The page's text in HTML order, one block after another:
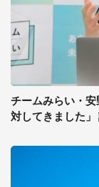
チームみらい・
対してきました